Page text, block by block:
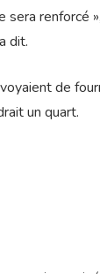
sera
dit.
de
un quart.